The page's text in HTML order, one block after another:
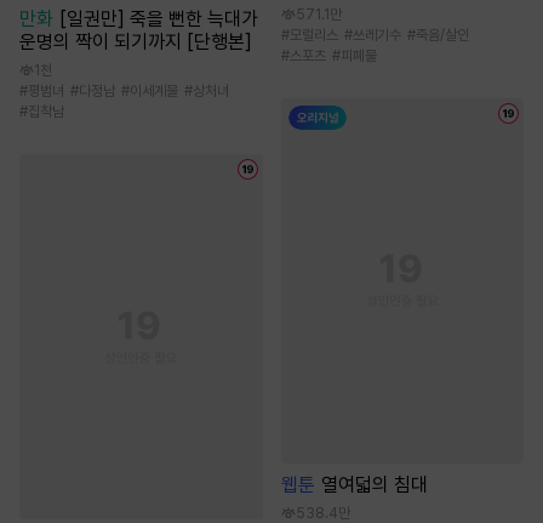
만화
[일권만] 죽을 뻔한 늑대가
운명의 짝이 되기까지 [단행본]
1천
#평범녀 #다정남 #이세계물 #상처녀
#집착남
571.1만
#모럴리스 #쓰레기수 #죽음/살인
#스포츠 #피폐물
웹툰 열여덟의 침대
538.4만